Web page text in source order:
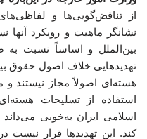
از تناقض‌گویی‌ها و
نشانگر ماهیت و رویکرد
بین‌الملل و اساساً نسبت به
تهدیدهایی خلاف اصول حقوق
هسته‌ای اصولاً مجاز نیستند
استفاده از تسلیحات
اسلامی ایران به‌خوبی
کند. این تهدیدها قرار نیست